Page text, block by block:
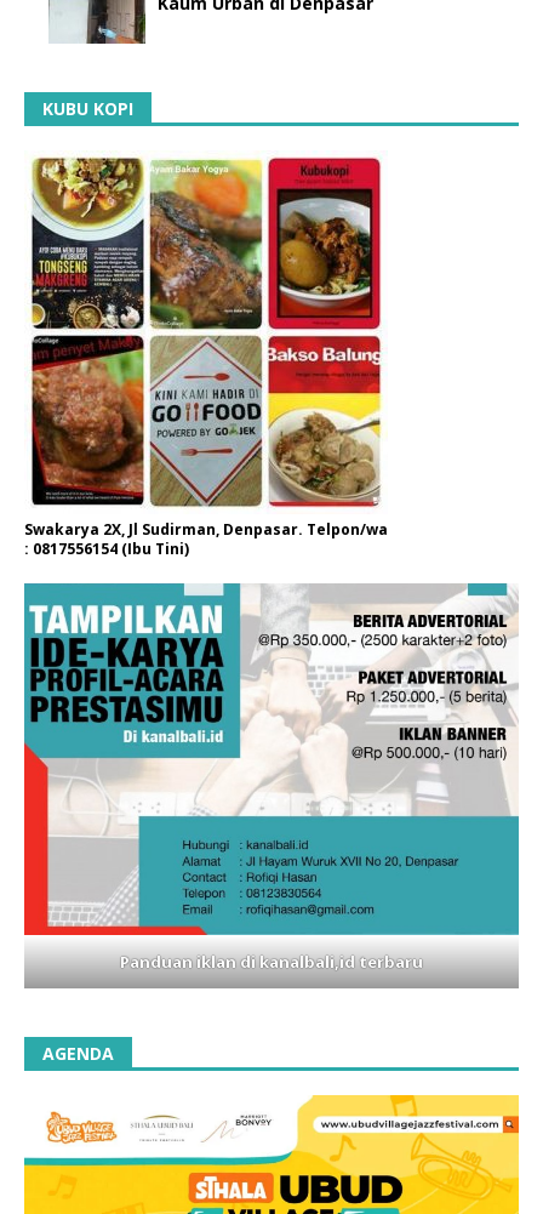
KUBU KOPI
Swakarya 2X, Jl Sudirman, Denpasar. Telpon/wa
: 0817556154 (Ibu Tini)
Panduan iklan di kanalbali,id terbaru
AGENDA